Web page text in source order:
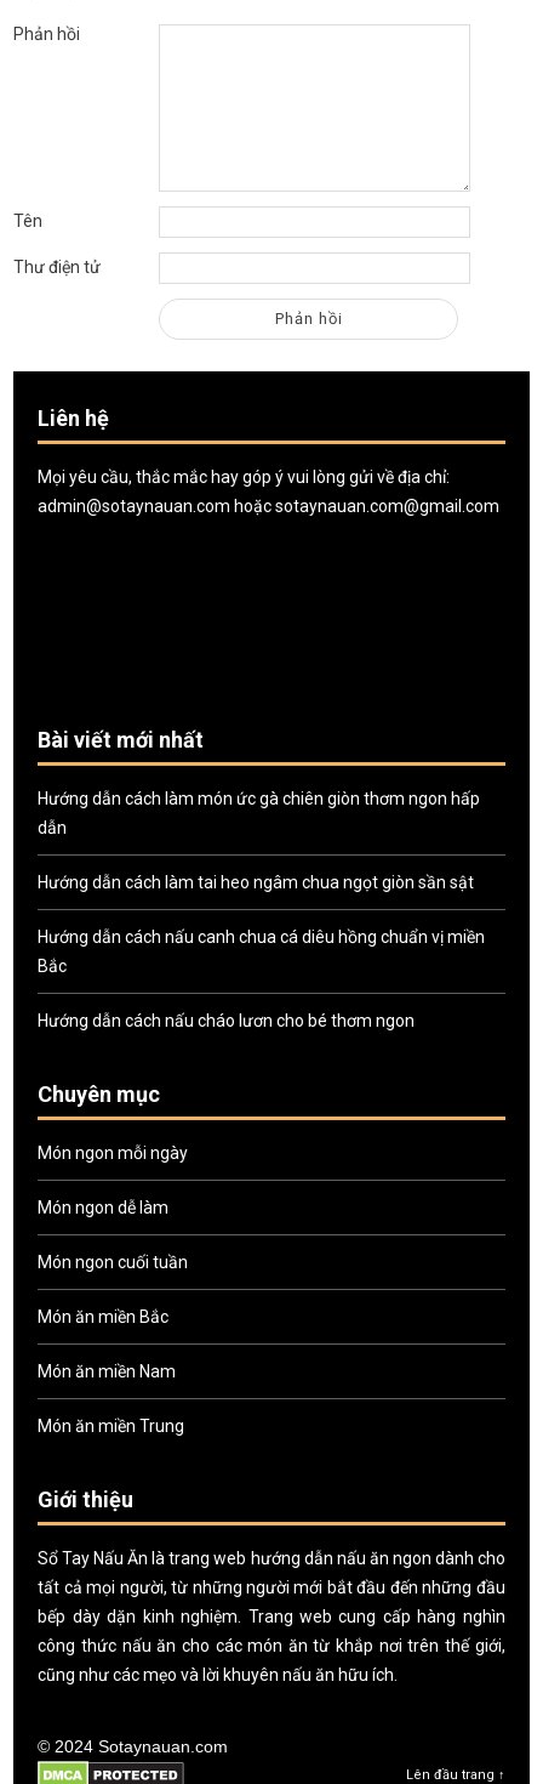
Phản hồi
Tên
Thư điện tử
Liên hệ
Mọi yêu cầu, thắc mắc hay góp ý vui lòng gửi về địa chỉ:
admin@sotaynauan.com hoặcsotaynauan.com@gmail.com
Bài viết mới nhất
Hướng dẫn cách làm món ức gà chiên giòn thơm ngon hấp
dẫn
Hướng dẫn cách làm tai heo ngâm chua ngọt giòn sần sật
Hướng dẫn cách nấu canh chua cá diêu hồng chuẩn vị miền
Bắc
Hướng dẫn cách nấu cháo lươn cho bé thơm ngon
Chuyên mục
Món ngon mỗi ngày
Món ngon dễ làm
Món ngon cuối tuần
Món ăn miền Bắc
Món ăn miền Nam
Món ăn miền Trung
Giới thiệu
Sổ Tay Nấu Ăn là trang web hướng dẫn nấu ăn ngon dành cho
tất cả mọi người, từ những người mới bắt đầu đến những đầu
bếp dày dặn kinh nghiệm. Trang web cung cấp hàng nghìn
công thức nấu ăn cho các món ăn từ khắp nơi trên thế giới,
cũng như các mẹo và lời khuyên nấu ăn hữu ích.
© 2024 Sotaynauan.com
Lên đầu trang ↑